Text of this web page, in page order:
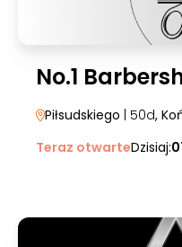
No.1
Piłsudskiego | 50d,
Teraz otwarteDzisiaj: